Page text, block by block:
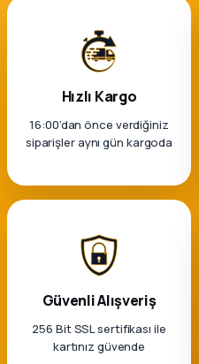
Hızlı Kargo
16:00’dan önce verdiğiniz
siparişler aynı gün kargoda
Güvenli Alışveriş
256 Bit SSL sertifikası ile
kartınız güvende